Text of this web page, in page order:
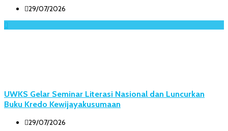
29/07/2026
UWKS Gelar Seminar Literasi Nasional dan Luncurkan
Buku Kredo Kewijayakusumaan
29/07/2026